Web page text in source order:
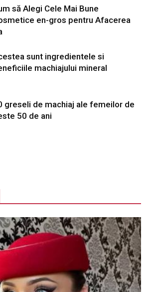
să Alegi Cele Mai Bune
en-gros pentru Afacerea
sunt ingredientele si
machiajului mineral
greseli de machiaj ale femeilor de
50 de ani